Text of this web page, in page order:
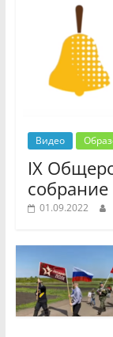
Видео
IX
собрание
01.09.2022